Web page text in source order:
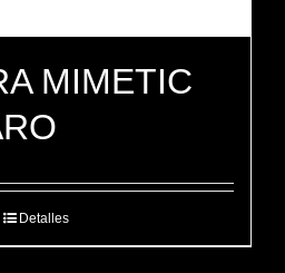
MIMETIC
Detalles